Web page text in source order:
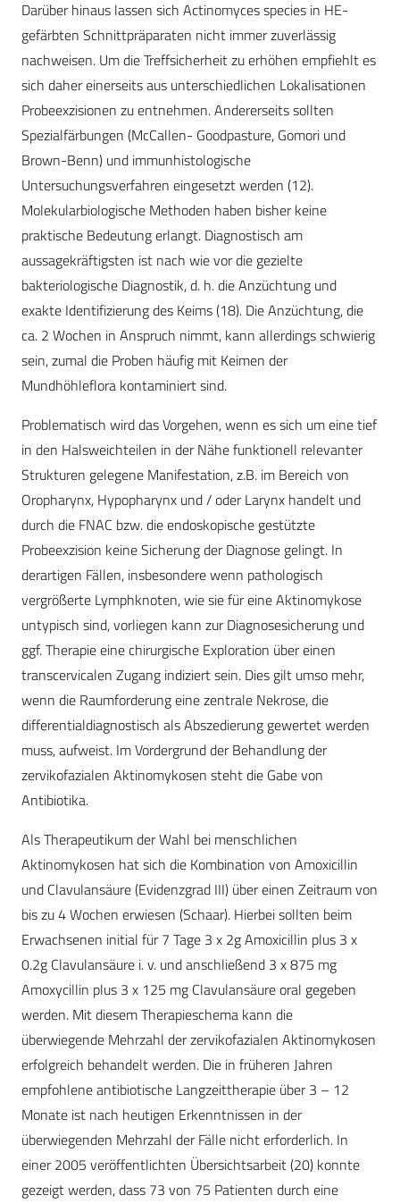
Darüber hinaus lassen sich Actinomyces species in HE-
gefärbten Schnittpräparaten nicht immer zuverlässig
nachweisen. Um die Treffsicherheit zu erhöhen empfiehlt es
sich daher einerseits aus unterschiedlichen Lokalisationen
Probeexzisionen zu entnehmen. Andererseits sollten
Spezialfärbungen (McCallen- Goodpasture, Gomori und
Brown-Benn) und immunhistologische
Untersuchungsverfahren eingesetzt werden (12).
Molekularbiologische Methoden haben bisher keine
praktische Bedeutung erlangt. Diagnostisch am
aussagekräftigsten ist nach wie vor die gezielte
bakteriologische Diagnostik, d. h. die Anzüchtung und
exakte Identifizierung des Keims (18). Die Anzüchtung, die
ca. 2 Wochen in Anspruch nimmt, kann allerdings schwierig
sein, zumal die Proben häufig mit Keimen der
Mundhöhleflora kontaminiert sind.
Problematisch wird das Vorgehen, wenn es sich um eine tief
in den Halsweichteilen in der Nähe funktionell relevanter
Strukturen gelegene Manifestation, z.B. im Bereich von
Oropharynx, Hypopharynx und / oder Larynx handelt und
durch die FNAC bzw. die endoskopische gestützte
Probeexzision keine Sicherung der Diagnose gelingt. In
derartigen Fällen, insbesondere wenn pathologisch
vergrößerte Lymphknoten, wie sie für eine Aktinomykose
untypisch sind, vorliegen kann zur Diagnosesicherung und
ggf. Therapie eine chirurgische Exploration über einen
transcervicalen Zugang indiziert sein. Dies gilt umso mehr,
wenn die Raumforderung eine zentrale Nekrose, die
differentialdiagnostisch als Abszedierung gewertet werden
muss, aufweist. Im Vordergrund der Behandlung der
zervikofazialen Aktinomykosen steht die Gabe von
Antibiotika.
Als Therapeutikum der Wahl bei menschlichen
Aktinomykosen hat sich die Kombination von Amoxicillin
und Clavulansäure (Evidenzgrad III) über einen Zeitraum von
bis zu 4 Wochen erwiesen (Schaar). Hierbei sollten beim
Erwachsenen initial für 7 Tage 3 x 2g Amoxicillin plus 3 x
0.2g Clavulansäure i. v. und anschließend 3 x 875 mg
Amoxycillin plus 3 x 125 mg Clavulansäure oral gegeben
werden. Mit diesem Therapieschema kann die
überwiegende Mehrzahl der zervikofazialen Aktinomykosen
erfolgreich behandelt werden. Die in früheren Jahren
empfohlene antibiotische Langzeittherapie über 3 – 12
Monate ist nach heutigen Erkenntnissen in der
überwiegenden Mehrzahl der Fälle nicht erforderlich. In
einer 2005 veröffentlichten Übersichtsarbeit (20) konnte
gezeigt werden, dass 73 von 75 Patienten durch eine